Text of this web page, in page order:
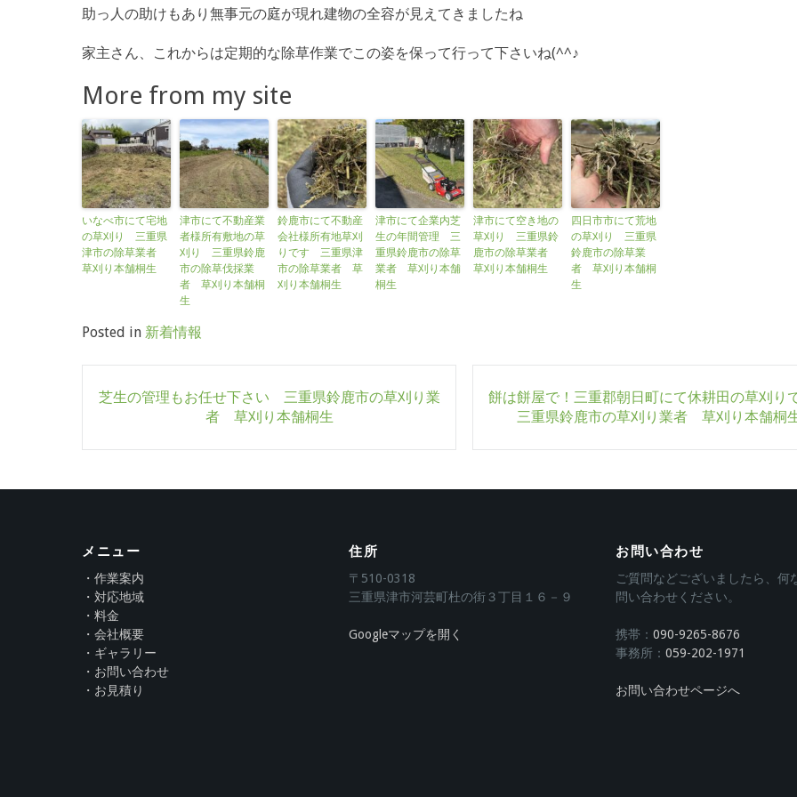
助っ人の助けもあり無事元の庭が現れ建物の全容が見えてきましたね
家主さん、これからは定期的な除草作業でこの姿を保って行って下さいね(^^♪
More from my site
いなべ市にて宅地
の草刈り 三重県
津市の除草業者
草刈り本舗桐生
津市にて不動産業
者様所有敷地の草
刈り 三重県鈴鹿
市の除草伐採業
者 草刈り本舗桐
生
鈴鹿市にて不動産
会社様所有地草刈
りです 三重県津
市の除草業者 草
刈り本舗桐生
津市にて企業内芝
生の年間管理 三
重県鈴鹿市の除草
業者 草刈り本舗
桐生
津市にて空き地の
草刈り 三重県鈴
鹿市の除草業者
草刈り本舗桐生
四日市市にて荒地
の草刈り 三重県
鈴鹿市の除草業
者 草刈り本舗桐
生
Posted in 新着情報
Post
navigation
芝生の管理もお任せ下さい 三重県鈴鹿市の草刈り業
者 草刈り本舗桐生
餅は餅屋で！三重郡朝日町にて休耕田の草刈
三重県鈴鹿市の草刈り業者 草刈り本舗桐
メニュー
・作業案内
・対応地域
・料金
・会社概要
・ギャラリー
・お問い合わせ
・お見積り
住所
〒510-0318
三重県津市河芸町杜の街３丁目１６－９
Googleマップを開く
お問い合わせ
ご質問などございましたら、何
問い合わせください。
携帯： 090-9265-8676
事務所： 059-202-1971
お問い合わせページへ